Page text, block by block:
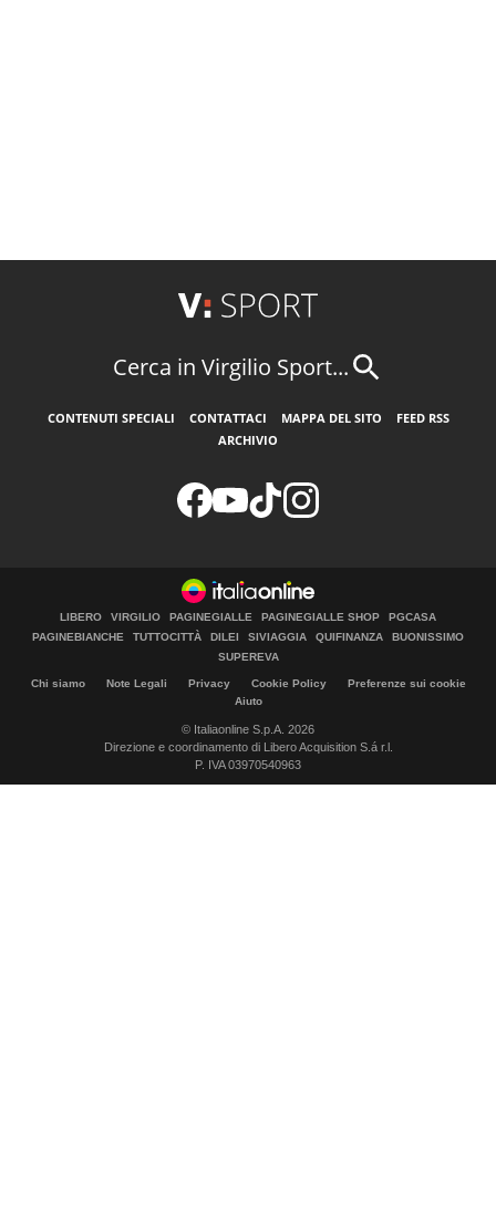
Cerca in Virgilio Sport...
CONTENUTI SPECIALI CONTATTACI MAPPA DEL SITO
FEED RSS
ARCHIVIO
LIBERO VIRGILIO PAGINEGIALLE PAGINEGIALLE SHOP
PGCASA
PAGINEBIANCHE
TUTTOCITTÀ DILEI SIVIAGGIA QUIFINANZA
BUONISSIMO
SUPEREVA
Chi siamo Note Legali Privacy Cookie Policy
Preferenze sui cookie
Aiuto
© Italiaonline S.p.A. 2026
Direzione e coordinamento di Libero Acquisition S.á r.l.
P. IVA 03970540963